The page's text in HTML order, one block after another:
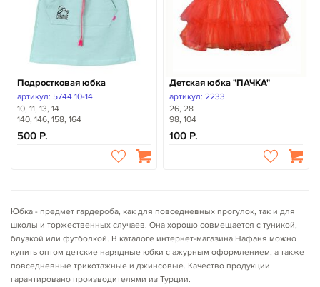
Подростковая юбка
артикул: 5744 10-14
10, 11, 13, 14
140, 146, 158, 164
500
Детская юбка "ПАЧКА"
артикул: 2233
26, 28
98, 104
100
Юбка - предмет гардероба, как для повседневных прогулок, так и для
школы и торжественных случаев. Она хорошо совмещается с туникой,
блузкой или футболкой. В каталоге интернет-магазина Нафаня можно
купить оптом детские нарядные юбки с ажурным оформлением, а также
повседневные трикотажные и джинсовые. Качество продукции
гарантировано производителями из Турции.